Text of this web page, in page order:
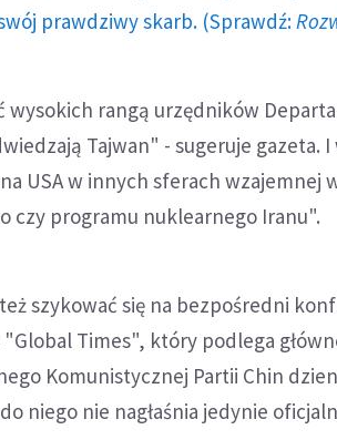
prawdziwy skarb. (Sprawdź:
wysokich rangą urzędników
Tajwan" - sugeruje gazeta. I
USA w innych sferach wzajemnej
czy programu nuklearnego Iranu".
szykować się na bezpośredni
"Global Times", który podlega
Komunistycznej Partii Chin
niego nie nagłaśnia jedynie